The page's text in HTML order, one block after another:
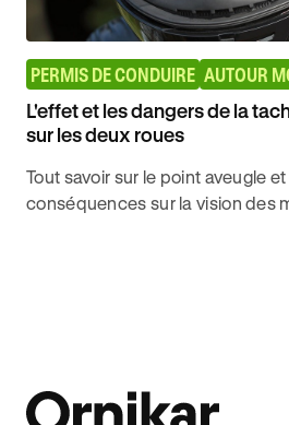
PERMIS DE CONDUIRE AUTOUR
L'effet et les dangers de la
sur les deux roues
Tout savoir sur le point aveugle
conséquences sur la vision des